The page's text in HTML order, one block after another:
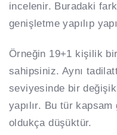
incelenir. Buradaki
genişletme yapılıp
Örneğin 19+1 kişilik
sahipsiniz. Aynı
seviyesinde bir
yapılır. Bu tür
oldukça düşüktür.